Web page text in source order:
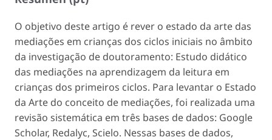
O objetivo deste artigo é rever o estado da arte das
mediações em crianças dos ciclos iniciais no âmbito
da investigação de doutoramento: Estudo didático
das mediações na aprendizagem da leitura em
crianças dos primeiros ciclos. Para levantar o Estado
da Arte do conceito de mediações, foi realizada uma
revisão sistemática em três bases de dados: Google
Scholar, Redalyc, Scielo. Nessas bases de dados,